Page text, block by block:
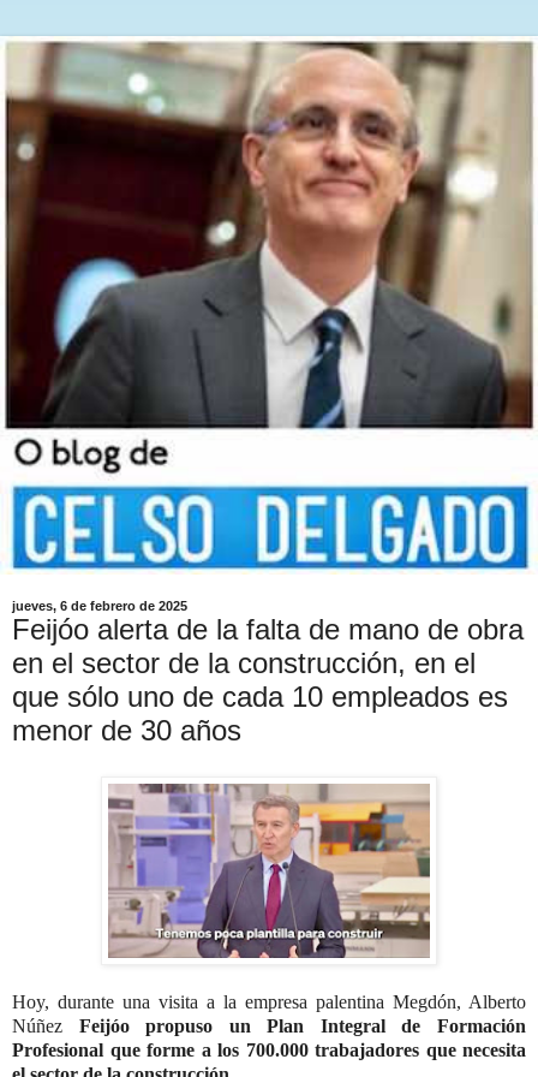
jueves, 6 de febrero de 2025
Feijóo alerta de la falta de mano de obra
en el sector de la construcción, en el
que sólo uno de cada 10 empleados es
menor de 30 años
Hoy, durante una visita a la empresa palentina Megdón, Alberto
Núñez Feijóo propuso un Plan Integral de Formación
Profesional que forme a los 700.000 trabajadores que necesita